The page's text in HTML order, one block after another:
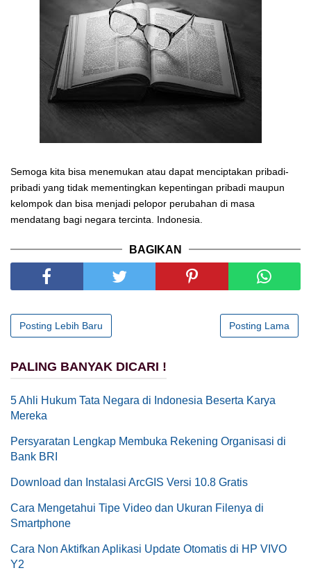
Semoga kita bisa menemukan atau dapat menciptakan pribadi-
pribadi yang tidak mementingkan kepentingan pribadi maupun
kelompok dan bisa menjadi pelopor perubahan di masa
mendatang bagi negara tercinta. Indonesia.
BAGIKAN
Posting Lebih Baru Posting Lama
PALING BANYAK DICARI !
5 Ahli Hukum Tata Negara di Indonesia Beserta Karya
Mereka
Persyaratan Lengkap Membuka Rekening Organisasi di
Bank BRI
Download dan Instalasi ArcGIS Versi 10.8 Gratis
Cara Mengetahui Tipe Video dan Ukuran Filenya di
Smartphone
Cara Non Aktifkan Aplikasi Update Otomatis di HP VIVO
Y2